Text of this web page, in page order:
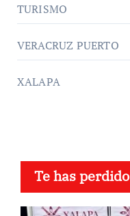
TURISMO
VERACRUZ PUERTO
XALAPA
Te has perdido